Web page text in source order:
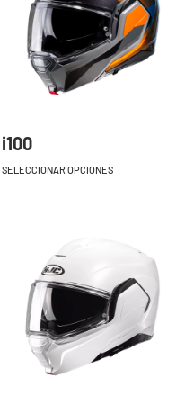
i100
SELECCIONAR OPCIONES